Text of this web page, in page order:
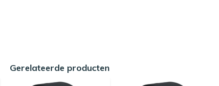
Gerelateerde producten